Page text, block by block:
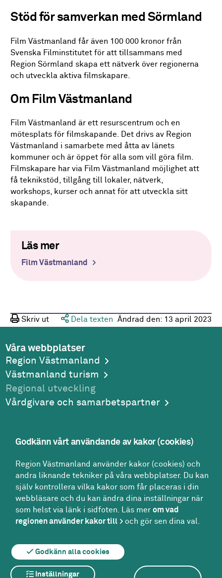
Stöd för samverkan med Sörmland
Film Västmanland får även 100 000 kronor från
Svenska Filminstitutet för att tillsammans med
Region Sörmland skapa ett nätverk över regionerna
och utveckla aktiva filmskapare.
Om Film Västmanland
Film Västmanland är ett resurscentrum och en
mötesplats för filmskapande. Det drivs av Region
Västmanland i samarbete med åtta av länets
kommuner och är öppet för alla som vill göra film.
Filmskapare har via Film Västmanland möjlighet att
få teknikstöd, tillgång till lokaler, nätverk,
workshops, kurser och annat för att utveckla sitt
skapande.
Läs mer
Film Västmanland
Skriv ut Dela texten Ändrad den: 13 april 2023
Våra webbplatser
Region Västmanland
Västmanland turism
Regional utveckling
Vårdgivare och samarbetspartner
Region Västmanland
Regionhuset
721 89 Västerås
Kontakt
Kontakt­center:
021-17 30 00
Godkänn vårt användande av kakor (cookies)
Region Västmanland använder kakor (cookies) och
andra liknande tekniker på våra webbplatser. Du kan
själv kontrollera vilka kakor som får placeras i din
webbläsare och du kan ändra dina inställningar när
som helst via länk i sidfoten. Läs merom vad
regionen använder kakor till
och gör sen dina val.
Godkänn alla cookies
Inställningar